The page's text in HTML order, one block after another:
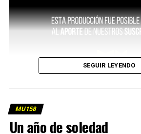
SEGUIR LEYENDO
MU158
Un año de soledad